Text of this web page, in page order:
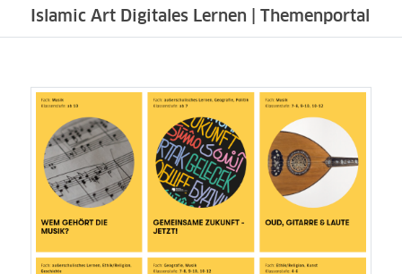
Islamic Art Digitales Lernen | Themenportal